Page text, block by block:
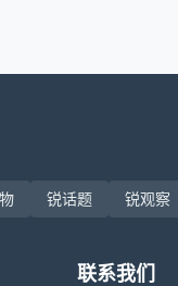
锐话题 锐观察
联系我们